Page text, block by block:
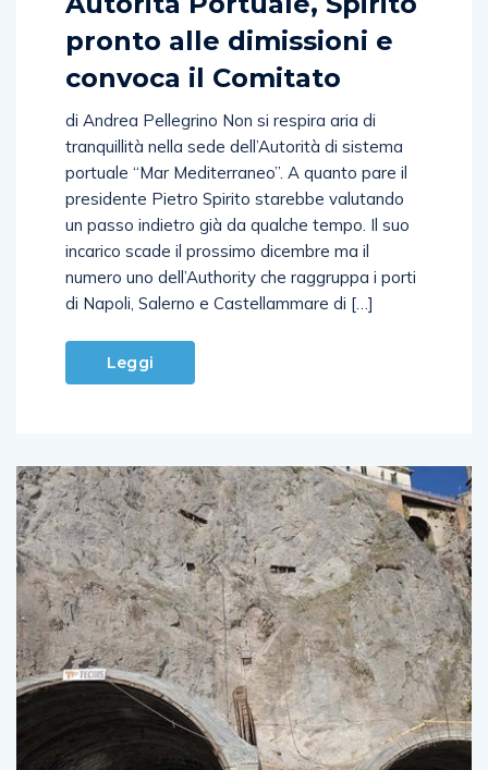
pronto alle dimissioni e
convoca il Comitato
tranquillità nella sede dell’Autorità di sistema
portuale “Mar Mediterraneo”. A quanto pare il
presidente Pietro Spirito starebbe valutando
un passo indietro già da qualche tempo. Il suo
incarico scade il prossimo dicembre ma il
numero uno dell’Authority che raggruppa i porti
di Napoli, Salerno e Castellammare di […]
Leggi